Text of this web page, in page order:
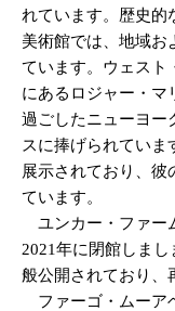
れています。歴史的
美術館では、地域お
ています。ウェスト
にあるロジャー・マ
過ごしたニューヨー
スに捧げられていま
展示されており、彼
ています。
ユンカー・ファー
2021年に閉館しま
般公開されており、
ファーゴ・ムーア